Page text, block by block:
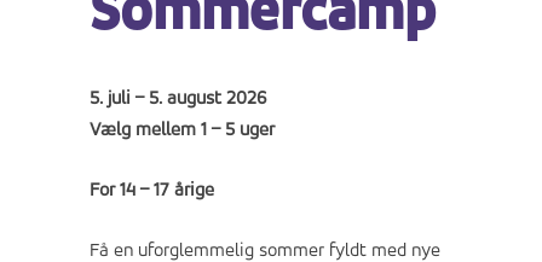
Sommercamp
5. juli – 5. august 2026
Vælg mellem 1 – 5 uger
For 14 – 17 årige
Få en uforglemmelig sommer fyldt med nye